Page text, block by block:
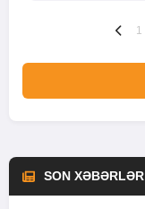
1
SON XƏBƏRLƏR